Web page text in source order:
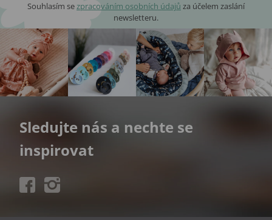
Souhlasím se zpracováním osobních údajů za účelem zaslání
newsletteru.
Sledujte nás a nechte se
inspirovat